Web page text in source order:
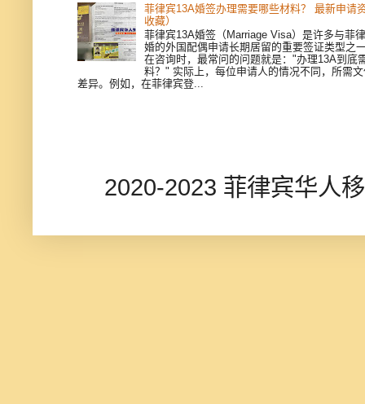
菲律宾13A婚签办理需要哪些材料？ 最新申请
收藏）
菲律宾13A婚签（Marriage Visa）是许多与菲
婚的外国配偶申请长期居留的重要签证类型之
在咨询时，最常问的问题就是："办理13A到底
料？" 实际上，每位申请人的情况不同，所需
差异。例如，在菲律宾登...
2020-2023 菲律宾华人